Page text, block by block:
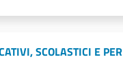
SCOLASTICI E